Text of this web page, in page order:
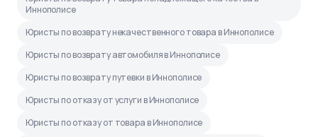
Иннополисе
Юристы по возврату некачественного товара в Иннополисе
Юристы по возврату автомобиля в Иннополисе
Юристы по возврату путевки в Иннополисе
Юристы по отказу от услуги в Иннополисе
Юристы по отказу от товара в Иннополисе